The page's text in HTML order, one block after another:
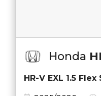
Honda
HR-V EXL 1.5